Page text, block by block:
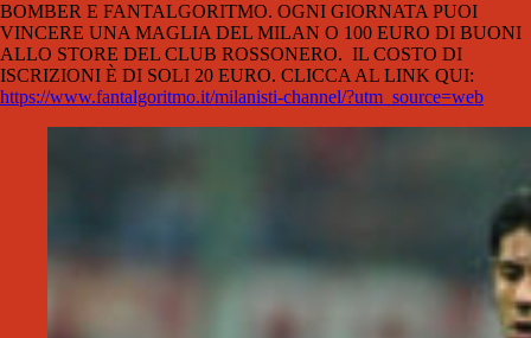
BOMBER E FANTALGORITMO. OGNI GIORNATA PUOI
VINCERE UNA MAGLIA DEL MILAN O 100 EURO DI BUONI
ALLO STORE DEL CLUB ROSSONERO. IL COSTO DI
ISCRIZIONI È DI SOLI 20 EURO. CLICCA AL LINK QUI:
https://www.fantalgoritmo.it/milanisti-channel/?utm_source=web